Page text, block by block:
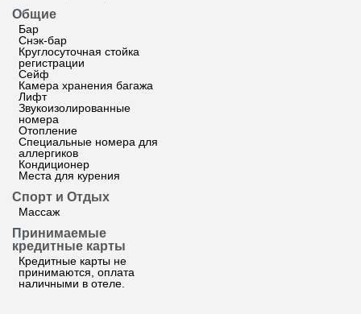
Общие
Бар
Снэк-бар
Круглосуточная стойка
регистрации
Сейф
Камера хранения багажа
Лифт
Звукоизолированные
номера
Отопление
Специальные номера для
аллергиков
Кондиционер
Места для курения
Спорт и Отдых
Массаж
Принимаемые
кредитные карты
Кредитные карты не
принимаются, оплата
наличными в отеле.